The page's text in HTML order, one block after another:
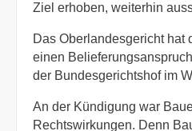
Ziel erhoben, weiterhin
Das Oberlandesgericht hat
einen
der Bundesgerichtshof im
An der Kündigung war
Rechtswirkungen. Denn